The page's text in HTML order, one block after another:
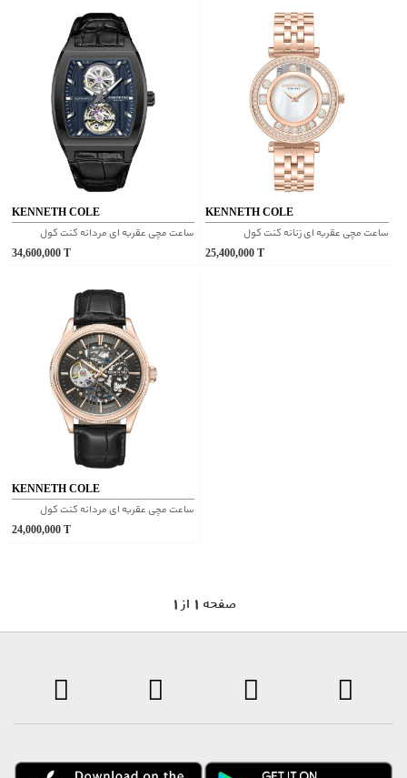
KENNETH COLE
ساعت مچی عقربه ای مردانه کنت کول
34,600,000
KENNETH COLE
ساعت مچی عقربه ای زنانه کنت کول
25,400,000
KENNETH COLE
ساعت مچی عقربه ای مردانه کنت کول
24,000,000
1 صفحه 1 از